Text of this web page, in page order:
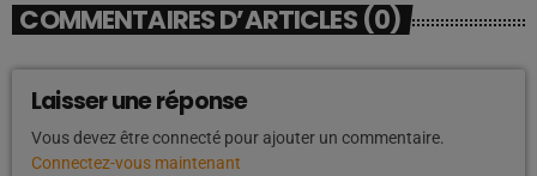
COMMENTAIRES D’ARTICLES (0)
Laisser une réponse
Vous devez être connecté pour ajouter un commentaire.
Connectez-vous maintenant